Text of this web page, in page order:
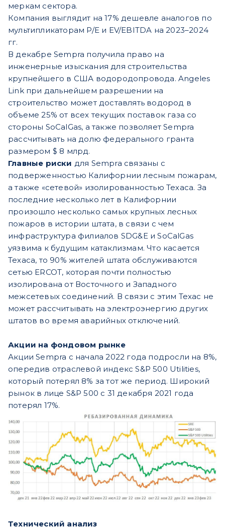
меркам сектора.
Компания выглядит на 17% дешевле аналогов по
мультипликаторам P/E и EV/EBITDA на 2023–2024
гг.
В декабре Sempra получила право на
инженерные изыскания для строительства
крупнейшего в США водородопровода. Angeles
Link при дальнейшем разрешении на
строительство может доставлять водород в
объеме 25% от всех текущих поставок газа со
стороны SoCalGas, а также позволяет Sempra
рассчитывать на долю федерального гранта
размером $ 8 млрд.
Главные риски для Sempra связаны с
подверженностью Калифорнии лесным пожарам,
а также «сетевой» изолированностью Техаса. За
последние несколько лет в Калифорнии
произошло несколько самых крупных лесных
пожаров в истории штата, в связи с чем
инфраструктура филиалов SDG&E и SoCalGas
уязвима к будущим катаклизмам. Что касается
Техаса, то 90% жителей штата обслуживаются
сетью ERCOT, которая почти полностью
изолирована от Восточного и Западного
межсетевых соединений. В связи с этим Техас не
может рассчитывать на электроэнергию других
штатов во время аварийных отключений.
Акции на фондовом рынке
Акции Sempra с начала 2022 года подросли на 8%,
опередив отраслевой индекс S&P 500 Utilities,
который потерял 8% за тот же период. Широкий
рынок в лице S&P 500 с 31 декабря 2021 года
потерял 17%.
Технический анализ